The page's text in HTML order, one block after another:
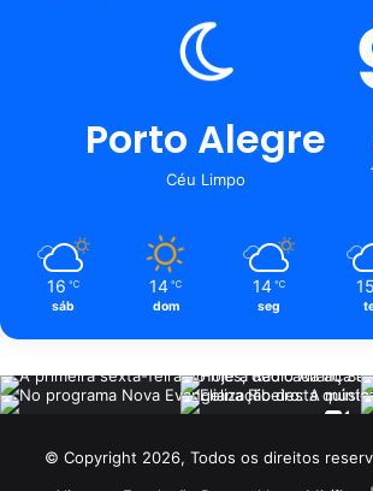
Porto Alegre
Céu Limpo
16 ℃
sáb
14 ℃
dom
14 ℃
seg
15
© Copyright 2026, Todos os direitos